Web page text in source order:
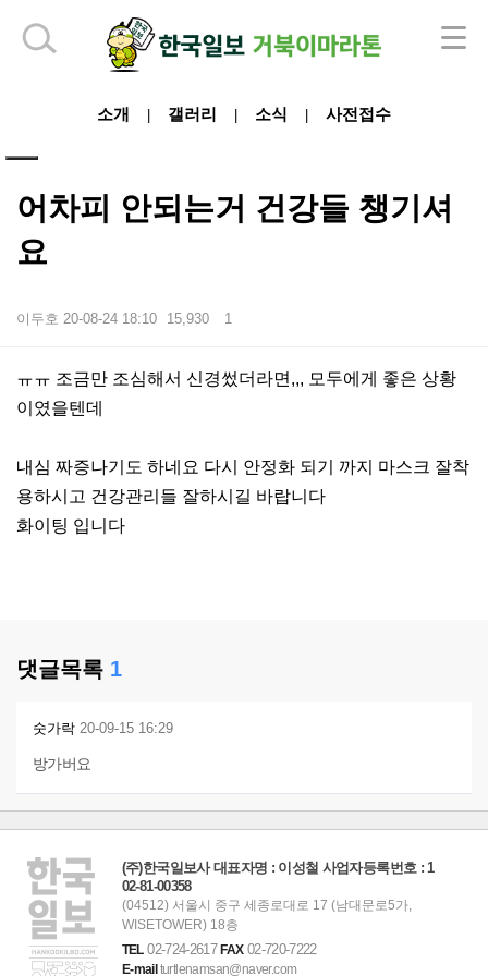
소개 갤러리 소식 사전접수
어차피 안되는거 건강들 챙기셔
요
이두호 20-08-24 18:10 15,930 1
본문
ㅠㅠ 조금만 조심해서 신경썼더라면,,, 모두에게 좋은 상황
이였을텐데
내심 짜증나기도 하네요 다시 안정화 되기 까지 마스크 잘착
용하시고 건강관리들 잘하시길 바랍니다
화이팅 입니다
댓글목록 1
숫가락 20-09-15 16:29
방가버요
하단 영역
(주)한국일보사 대표자명 : 이성철 사업자등록번호 : 1
02-81-00358
(04512) 서울시 중구 세종로대로 17 (남대문로5가,
WISETOWER) 18층
TEL02-724-2617FAX02-720-7222
E-mailturtlenamsan@naver.com